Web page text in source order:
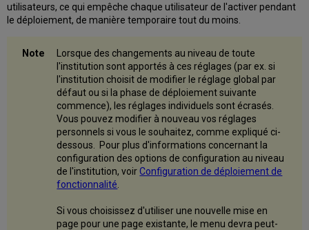
utilisateurs, ce qui empêche chaque utilisateur de l'activer pendant
le déploiement, de manière temporaire tout du moins.
Lorsque des changements au niveau de toute
l'institution sont apportés à ces réglages (par ex. si
l'institution choisit de modifier le réglage global par
défaut ou si la phase de déploiement suivante
commence), les réglages individuels sont écrasés.
Vous pouvez modifier à nouveau vos réglages
personnels si vous le souhaitez, comme expliqué ci-
dessous. Pour plus d'informations concernant la
configuration des options de configuration au niveau
de l'institution, voirConfiguration de déploiement de
fonctionnalité
Si vous choisissez d'utiliser une nouvelle mise en
page pour une page existante, le menu devra peut-